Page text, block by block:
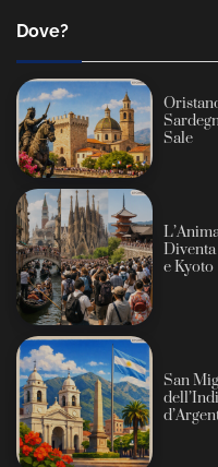
Dove?
Sale
e Kyoto
San